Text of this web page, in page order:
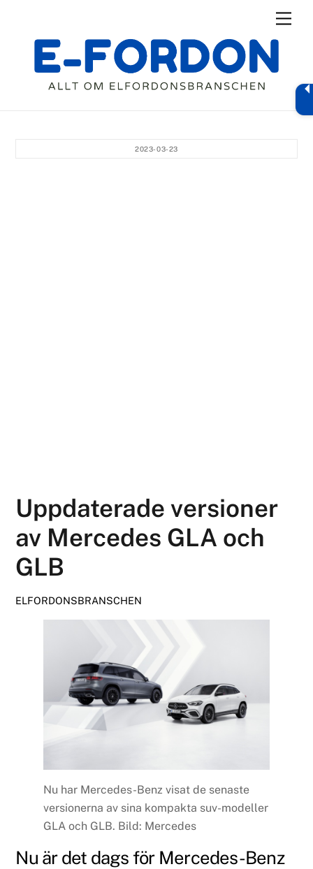
content
2023-03-23
Uppdaterade versioner
av Mercedes GLA och
GLB
ELFORDONSBRANSCHEN
Nu har Mercedes-Benz visat de senaste
versionerna av sina kompakta suv-modeller
GLA och GLB. Bild: Mercedes
Nu är det dags för Mercedes-Benz